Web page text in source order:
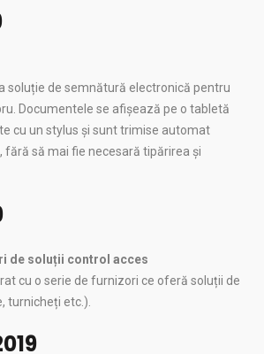
soluție de semnătură electronică pentru
Documentele se afișează pe o tabletă
cu un stylus și sunt trimise automat
fără să mai fie necesară tipărirea și
de soluții control acces
cu o serie de furnizori ce oferă soluții de
turnicheți etc.).